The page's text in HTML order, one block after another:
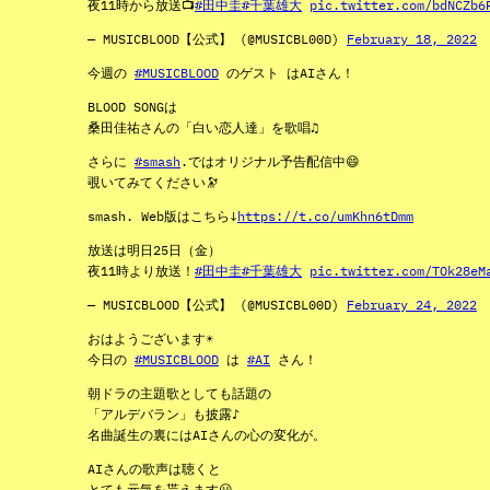
夜11時から放送📺#田中圭#千葉雄大 pic.twitter.com/
— MUSICBLOOD【公式】 (@MUSICBL00D) February 18, 2022
今週の #MUSICBLOOD のゲスト はAIさん！
BLOOD SONGは
桑田佳祐さんの「白い恋人達」を歌唱♫
さらに #smash.ではオリジナル予告配信中😄
覗いてみてください🔭
smash. Web版はこちら↓https://t.co/umKhn6tDmm
放送は明日25日（金）
夜11時より放送！ #田中圭#千葉雄大 pic.twitter.com/
— MUSICBLOOD【公式】 (@MUSICBL00D) February 24, 2022
おはようございます☀️
今日の #MUSICBLOOD は #AI さん！
朝ドラの主題歌としても話題の
「アルデバラン」も披露♪
名曲誕生の裏にはAIさんの心の変化が。
AIさんの歌声は聴くと